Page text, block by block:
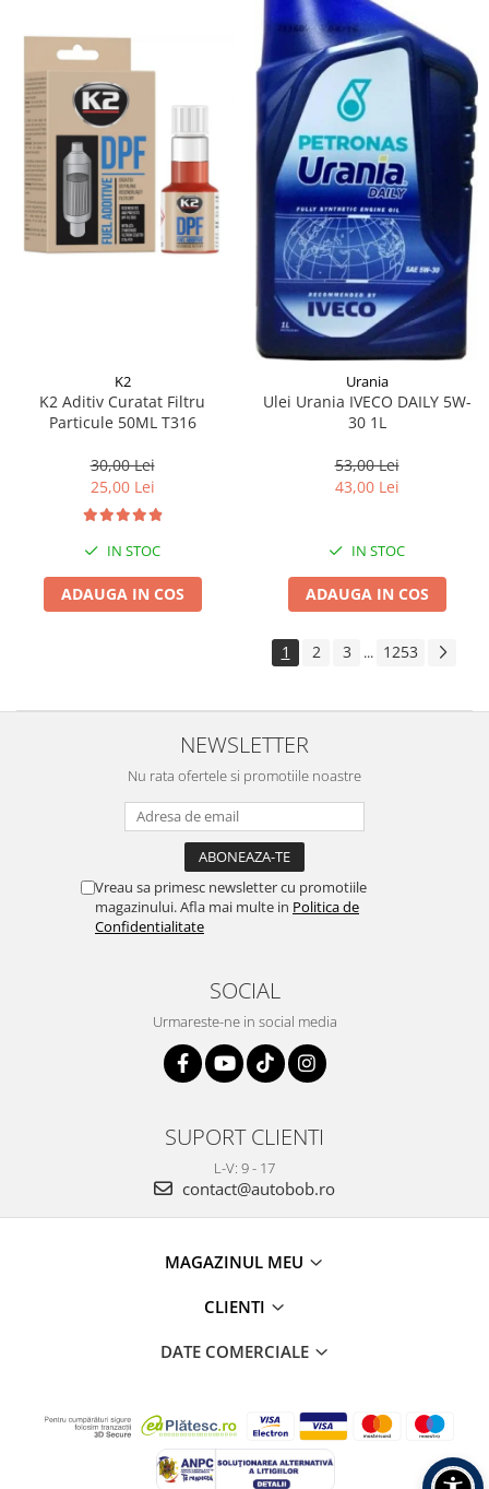
K2
K2 Aditiv Curatat Filtru
Particule 50ML T316
30,00 Lei
25,00 Lei
IN STOC
ADAUGA IN COS
Urania
Ulei Urania IVECO DAILY 5W-
30 1L
53,00 Lei
43,00 Lei
IN STOC
ADAUGA IN COS
1 2 3 ... 1253
NEWSLETTER
Nu rata ofertele si promotiile noastre
Vreau sa primesc newsletter cu promotiile
magazinului. Afla mai multe in Politica de
Confidentialitate
SOCIAL
Urmareste-ne in social media
SUPORT CLIENTI
L-V: 9 - 17
contact@autobob.ro
MAGAZINUL MEU
CLIENTI
DATE COMERCIALE